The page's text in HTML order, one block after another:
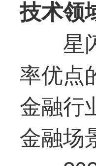
技术领
星
率优点
金融行
金融场